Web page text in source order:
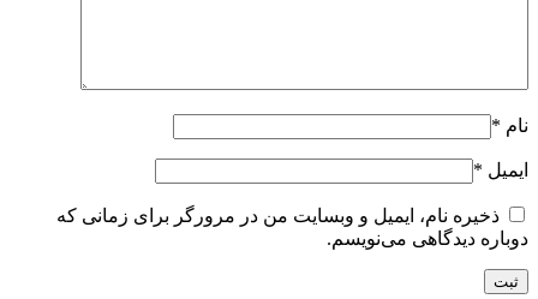
نام *
ایمیل *
ذخیره نام، ایمیل و وبسایت من در مرورگر برای زمانی که
دوباره دیدگاهی می‌نویسم.